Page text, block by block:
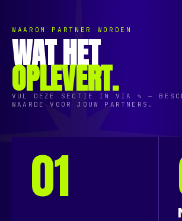
WAAROM PARTNER WORDEN
WAT HET
OPLEVERT.
VUL DEZE SECTIE IN VIA ✎ —
WAARDE VOOR JOUW PARTNERS.
01